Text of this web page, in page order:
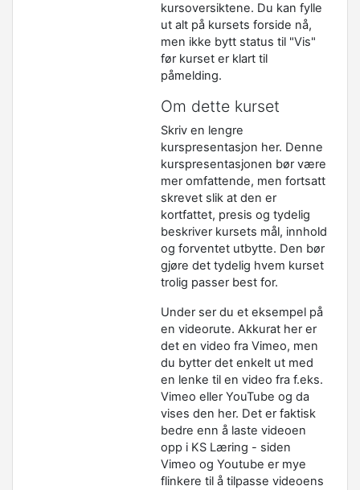
kursoversiktene. Du kan fylle
ut alt på kursets forside nå,
men ikke bytt status til "Vis"
før kurset er klart til
påmelding.
Om dette kurset
Skriv en lengre
kurspresentasjon her. Denne
kurspresentasjonen bør være
mer omfattende, men fortsatt
skrevet slik at den er
kortfattet, presis og tydelig
beskriver kursets mål, innhold
og forventet utbytte. Den bør
gjøre det tydelig hvem kurset
trolig passer best for.
Under ser du et eksempel på
en videorute. Akkurat her er
det en video fra Vimeo, men
du bytter det enkelt ut med
en lenke til en video fra f.eks.
Vimeo eller YouTube og da
vises den her. Det er faktisk
bedre enn å laste videoen
opp i KS Læring - siden
Vimeo og Youtube er mye
flinkere til å tilpasse videoens